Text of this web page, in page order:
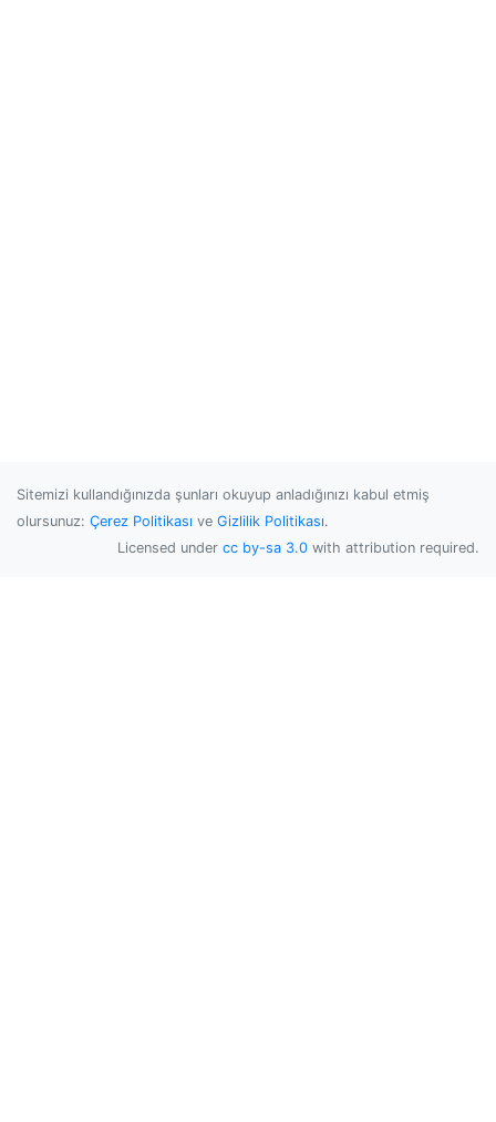
Sitemizi kullandığınızda şunları okuyup anladığınızı kabul etmiş
olursunuz: Çerez Politikası ve Gizlilik Politikası.
Licensed under cc by-sa 3.0 with attribution required.